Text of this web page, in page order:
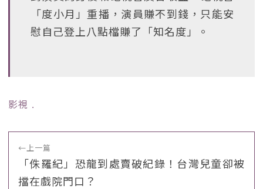
「度小月」重播，演員賺不到錢，只能安
慰自己登上八點檔賺了「知名度」。
影視 ﹒
←上一篇
「侏羅紀」恐龍到處賣破紀錄！台灣兒童卻被
擋在戲院門口？